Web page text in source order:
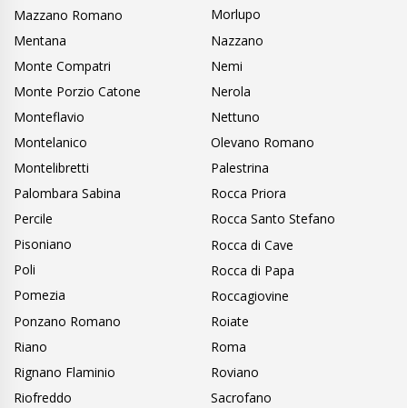
Mazzano Romano
Mentana
Monte Compatri
Monte Porzio Catone
Monteflavio
Montelanico
Montelibretti
Morlupo
Nazzano
Nemi
Nerola
Nettuno
Olevano Romano
Palestrina
Palombara Sabina
Percile
Pisoniano
Poli
Pomezia
Ponzano Romano
Riano
Rignano Flaminio
Riofreddo
Rocca Priora
Rocca Santo Stefano
Rocca di Cave
Rocca di Papa
Roccagiovine
Roiate
Roma
Roviano
Sacrofano